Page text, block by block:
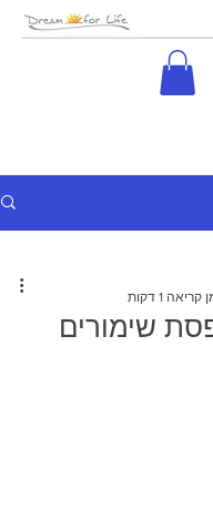
שימורים
קריאה 1 דקות